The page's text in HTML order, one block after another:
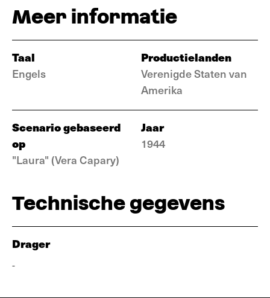
Meer informatie
Taal
Engels
Productielanden
Verenigde Staten van
Amerika
Scenario gebaseerd
op
"Laura" (Vera Capary)
Jaar
1944
Technische gegevens
Drager
-